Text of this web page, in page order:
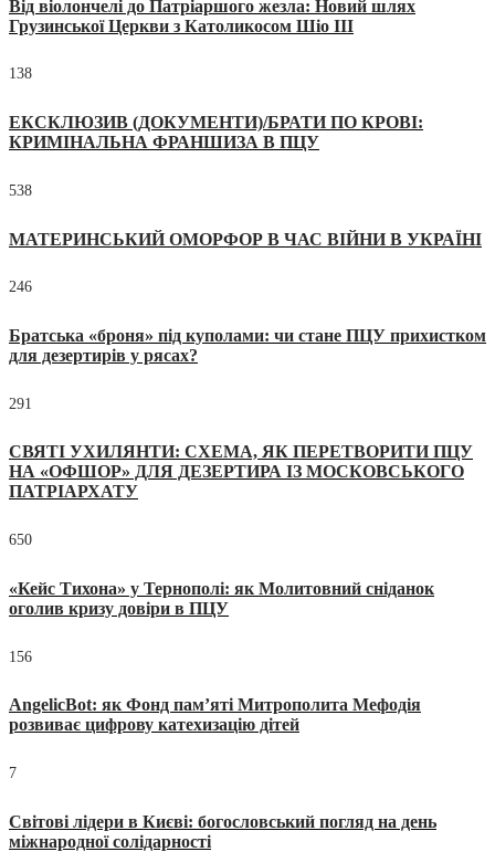
Від віолончелі до Патріаршого жезла: Новий шлях
Грузинської Церкви з Католикосом Шіо III
138
ЕКСКЛЮЗИВ (ДОКУМЕНТИ)/БРАТИ ПО КРОВІ:
КРИМІНАЛЬНА ФРАНШИЗА В ПЦУ
538
МАТЕРИНСЬКИЙ ОМОРФОР В ЧАС ВІЙНИ В УКРАЇНІ
246
Братська «броня» під куполами: чи стане ПЦУ прихистком
для дезертирів у рясах?
291
СВЯТІ УХИЛЯНТИ: СХЕМА, ЯК ПЕРЕТВОРИТИ ПЦУ
НА «ОФШОР» ДЛЯ ДЕЗЕРТИРА ІЗ МОСКОВСЬКОГО
ПАТРІАРХАТУ
650
«Кейс Тихона» у Тернополі: як Молитовний сніданок
оголив кризу довіри в ПЦУ
156
AngelicBot: як Фонд пам’яті Митрополита Мефодія
розвиває цифрову катехизацію дітей
7
Світові лідери в Києві: богословський погляд на день
міжнародної солідарності